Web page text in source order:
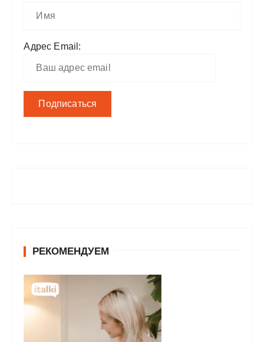
Адрес Email:
РЕКОМЕНДУЕМ